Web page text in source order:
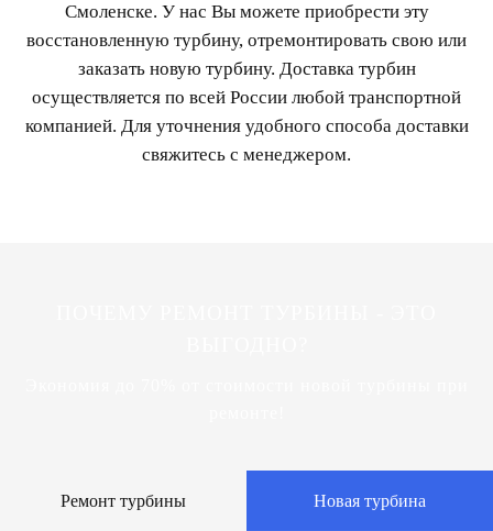
Смоленске. У нас Вы можете приобрести эту
восстановленную турбину, отремонтировать свою или
заказать новую турбину. Доставка турбин
осуществляется по всей России любой транспортной
компанией. Для уточнения удобного способа доставки
свяжитесь с менеджером.
Ремонт турбины Новая турбина